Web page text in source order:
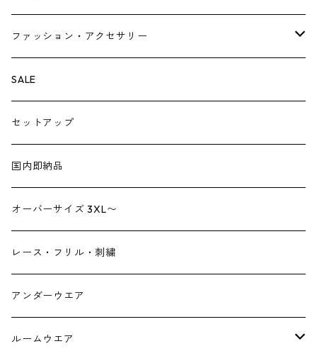
ベスト・ジレ
レギンス
ペチパンツ
サロペット
ジャンプスーツ
デニム
ファッション・アクセサリー
バック
トートバック
ショルダーバック
シューズ
ブーツ
パンプス
帽子
ヘアーアクセサリー
ストール
つけ襟
イヤリング・ピアス
SALE
セットアップ
国内即納品
オーバーサイズ 3XL〜
レース・フリル・刺繍
アンダーウエア
ルームウエア